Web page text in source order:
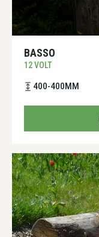
BASSO
12 VOLT
400-400MM